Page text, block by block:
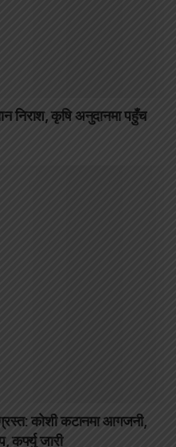
निराश, कृषि अनुदानमा पहुँच
कोशी कटानमा आगजनी,
कर्फ्यु जारी